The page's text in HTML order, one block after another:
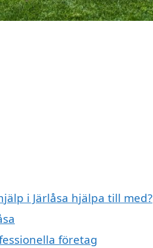
i Järlåsa hjälpa till med?
företag